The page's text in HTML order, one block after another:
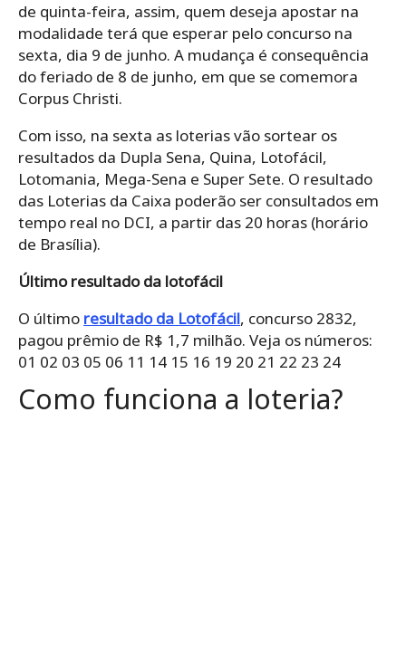
de quinta-feira, assim, quem deseja apostar na
modalidade terá que esperar pelo concurso na
sexta, dia 9 de junho. A mudança é consequência
do feriado de 8 de junho, em que se comemora
Corpus Christi.
Com isso, na sexta as loterias vão sortear os
resultados da Dupla Sena, Quina, Lotofácil,
Lotomania, Mega-Sena e Super Sete. O resultado
das Loterias da Caixa poderão ser consultados em
tempo real no DCI, a partir das 20 horas (horário
de Brasília).
Último resultado da lotofácil
O último resultado da Lotofácil, concurso 2832,
pagou prêmio de R$ 1,7 milhão. Veja os números:
01 02 03 05 06 11 14 15 16 19 20 21 22 23 24
Como funciona a loteria?